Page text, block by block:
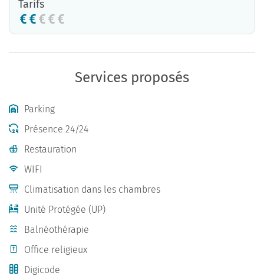
Tarifs
Services proposés
Parking
Présence 24/24
Restauration
WIFI
Climatisation dans les chambres
Unité Protégée (UP)
Balnéothérapie
Office religieux
Digicode